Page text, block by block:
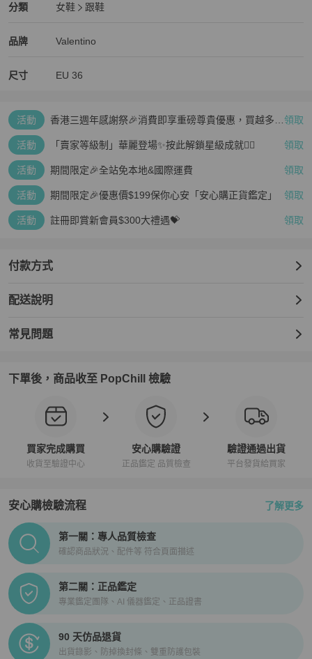
分類
Valentino 女鞋分類資訊
女鞋
跟鞋
品牌
Valentino 精品女鞋品牌介紹
Valentino
Valentino 推薦清單
尺寸 EU 36
活動
香港三週年感謝祭🎉消費即享重磅尊貴優惠，買越多、 領取
活動 「賣家等級制」華麗登場✨按此解鎖星級成就👆🏻 領取
活動 期間限定🎉全站免本地&國際運費 領取
活動 期間限定🎉優惠價$199保你心安「安心購正貨鑑定」 領取
活動 註冊即賞新會員$300大禮遇💝 領取
付款方式
配送說明
常見問題
下單後，商品收至 PopChill 檢驗
買家完成購買
收貨至驗證中心
安心購驗證
正品鑑定 品質檢查
驗證通過出貨
平台發貨給買家
安心購檢驗流程 了解更多
PopChill拍拍圈正品驗證、安心購檢驗流程介紹
第一關：專人品質檢查
確認商品狀況、配件等 符合頁面描述
第二關：正品鑑定
專業鑑定團隊、AI 儀器鑑定、正品證書
90 天仿品退貨
出貨錄影、防掉換封條、雙重防護包裝